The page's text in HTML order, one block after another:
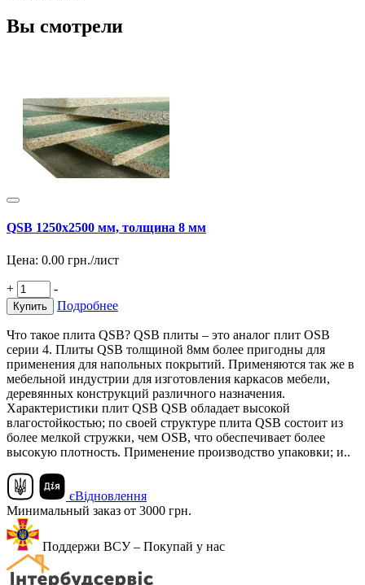
Вы смотрели
QSB 1250х2500 мм, толщина 8 мм
Цена: 0.00 грн./лист
+ -
Купить Подробнее
Что такое плита QSB? QSB плиты – это аналог плит OSB
серии 4. Плиты QSB толщиной 8мм более пригодны для
применения для напольных покрытий. Применяются так же в
мебельной индустрии для изготовления каркасов мебели,
деревянных конструкций различного назначения.
Характеристики плит QSB QSB обладает высокой
влагостойкостью; по своей структуре плита QSB состоит из
более мелкой стружки, чем OSB, что обеспечивает более
высокую плотность. Применение производство упаковки; и..
єВідновлення
Минимальный заказ от 3000 грн.
Поддержи ВСУ – Покупай у нас